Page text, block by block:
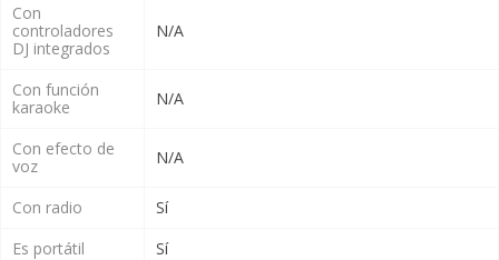
Con
controladores
DJ integrados
N/A
Con función
karaoke
N/A
Con efecto de
voz
N/A
Con radio
Sí
Es portátil
Sí